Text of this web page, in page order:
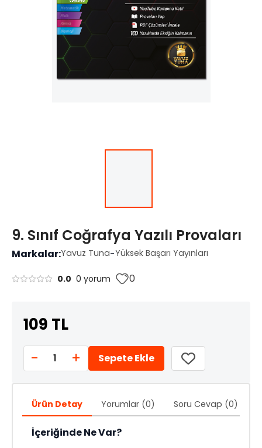
9. Sınıf Coğrafya Yazılı Provaları
Markalar:Yavuz Tuna-Yüksek Başarı Yayınları
0.0 0 yorum 0
109 TL
- 1 + Sepete Ekle
Ürün Detay Yorumlar (0) Soru Cevap (0)
İçeriğinde Ne Var?